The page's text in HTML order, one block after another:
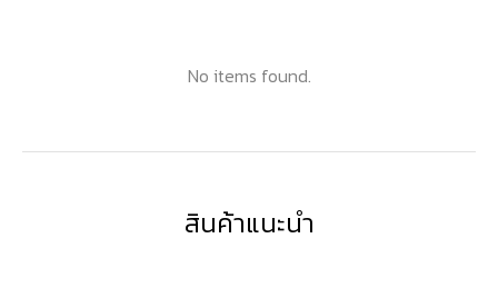
No items found.
สินค้าแนะนำ